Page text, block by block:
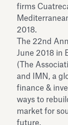
firms
2018.
The 22nd
June 2018 in
(The
and IMN, a
finance &
ways to
market for
future.